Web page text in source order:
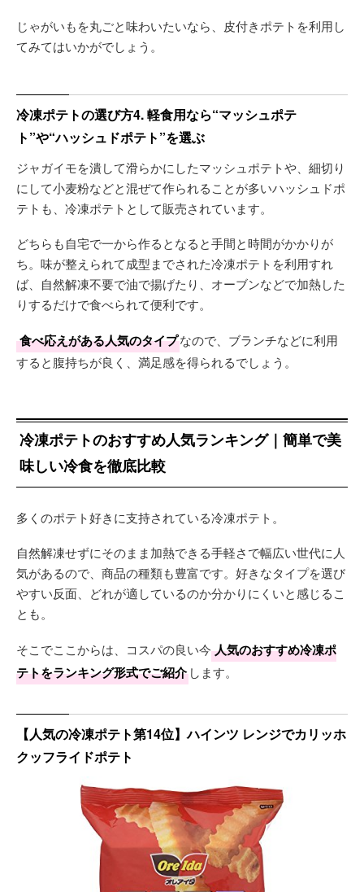
じゃがいもを丸ごと味わいたいなら、皮付きポテトを利用し
てみてはいかがでしょう。
冷凍ポテトの選び方4. 軽食用なら“マッシュポテ
ト”や“ハッシュドポテト”を選ぶ
ジャガイモを潰して滑らかにしたマッシュポテトや、細切り
にして小麦粉などと混ぜて作られることが多いハッシュドポ
テトも、冷凍ポテトとして販売されています。
どちらも自宅で一から作るとなると手間と時間がかかりが
ち。味が整えられて成型までされた冷凍ポテトを利用すれ
ば、自然解凍不要で油で揚げたり、オーブンなどで加熱した
りするだけで食べられて便利です。
食べ応えがある人気のタイプなので、ブランチなどに利用
すると腹持ちが良く、満足感を得られるでしょう。
冷凍ポテトのおすすめ人気ランキング｜簡単で美
味しい冷食を徹底比較
多くのポテト好きに支持されている冷凍ポテト。
自然解凍せずにそのまま加熱できる手軽さで幅広い世代に人
気があるので、商品の種類も豊富です。好きなタイプを選び
やすい反面、どれが適しているのか分かりにくいと感じるこ
とも。
そこでここからは、コスパの良い今 人気のおすすめ冷凍ポ
テトをランキング形式でご紹介 します。
【人気の冷凍ポテト第14位】ハインツ レンジでカリッホ
クッフライドポテト